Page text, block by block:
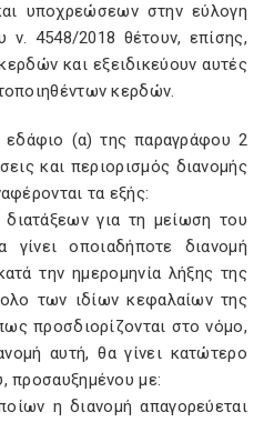
υποχρεώσεων στην εύλογη
ν. 4548/2018 θέτουν, επίσης,
και εξειδικεύουν αυτές
κερδών.
(α) της παραγράφου 2
και περιορισμός διανομής
τα εξής:
για τη μείωση του
οποιαδήποτε διανομή
την ημερομηνία λήξης της
των ιδίων κεφαλαίων της
προσδιορίζονται στο νόμο,
αυτή, θα γίνει κατώτερο
προσαυξημένου με:
η διανομή απαγορεύεται